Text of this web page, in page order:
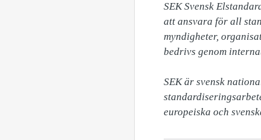
SEK Svensk
att ansvara för all
myndigheter,
bedrivs genom
SEK är svensk
europeiska och